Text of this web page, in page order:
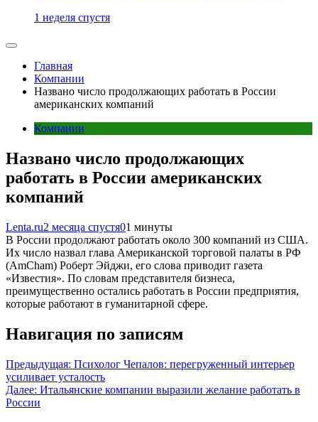
1 неделя спустя
Главная
Компании
Названо число продолжающих работать в России
американских компаний
Компании
Названо число продолжающих
работать в России американских
компаний
Lenta.ru2 месяца спустя01 минуты
В России продолжают работать около 300 компаний из США.
Их число назвал глава Американской торговой палаты в РФ
(AmCham) Роберт Эйджи, его слова приводит газета
«Известия». По словам представителя бизнеса,
преимущественно остались работать в России предприятия,
которые работают в гуманитарной сфере.
Навигация по записям
Предыдущая: Психолог Чепалов: перегруженный интерьер
усиливает усталость
Далее: Итальянские компании выразили желание работать в
России